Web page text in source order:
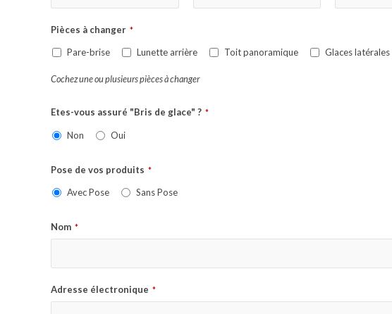
Pièces à changer *
Pare-brise Lunette arrière Toit panoramique Glaces latérales
Cochez une ou plusieurs pièces à changer
Etes-vous assuré "Bris de glace" ? *
Non Oui
Pose de vos produits *
Avec Pose Sans Pose
Nom *
Adresse électronique *